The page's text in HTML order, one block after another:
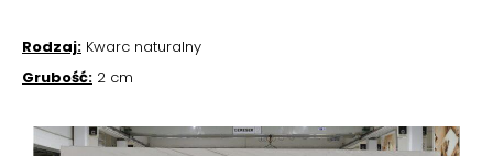
Rodzaj: Kwarc naturalny
Grubość: 2 cm